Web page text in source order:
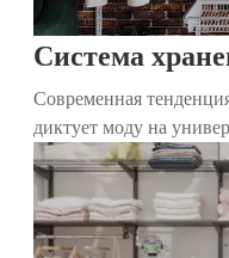
Система
Современная
диктует моду на
Традиционные
актуальность, и на их
стильные системы
для размещения даже в